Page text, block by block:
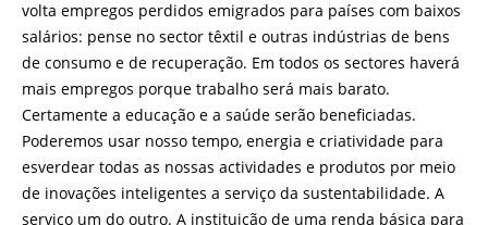
volta empregos perdidos emigrados para países com baixos
salários: pense no sector têxtil e outras indústrias de bens
de consumo e de recuperação. Em todos os sectores haverá
mais empregos porque trabalho será mais barato.
Certamente a educação e a saúde serão beneficiadas.
Poderemos usar nosso tempo, energia e criatividade para
esverdear todas as nossas actividades e produtos por meio
de inovações inteligentes a serviço da sustentabilidade. A
serviço um do outro. A instituição de uma renda básica para